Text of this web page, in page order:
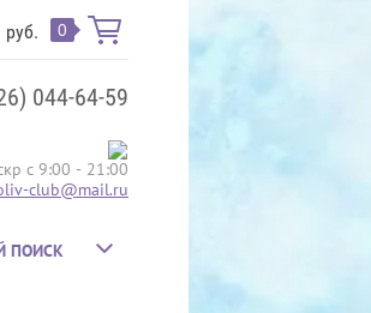
руб. 0
044-64-59
с 9:00 - 21:00
club@mail.ru
ПОИСК